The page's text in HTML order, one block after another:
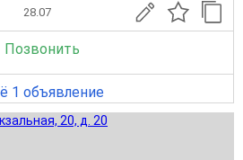
28.07
Позвонить
1 объявление